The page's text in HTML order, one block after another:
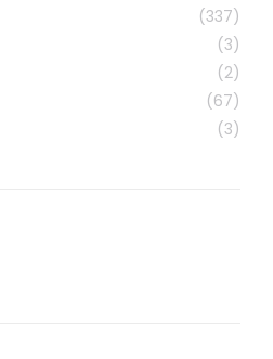
(337)
(3)
(2)
(67)
(3)